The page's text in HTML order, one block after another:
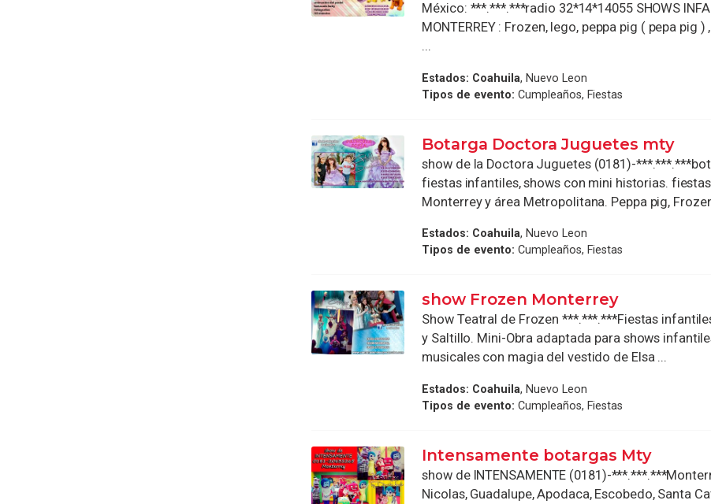
México: ***.***.***radio 32*14*14055 SHOWS
MONTERREY : Frozen, lego, peppa pig ( pepa pig )
...
Estados: Coahuila, Nuevo Leon
Tipos de evento: Cumpleaños, Fiestas
Botarga Doctora Juguetes mty
show de la Doctora Juguetes (0181)-
fiestas infantiles, shows con mini historias.
Monterrey y área Metropolitana. Peppa pig,
Estados: Coahuila, Nuevo Leon
Tipos de evento: Cumpleaños, Fiestas
show Frozen Monterrey
Show Teatral de Frozen ***.***.***Fiestas
y Saltillo. Mini-Obra adaptada para shows
musicales con magia del vestido de Elsa ...
Estados: Coahuila, Nuevo Leon
Tipos de evento: Cumpleaños, Fiestas
Intensamente botargas Mty
show de INTENSAMENTE (0181)-
Nicolas, Guadalupe, Apodaca, Escobedo, Santa